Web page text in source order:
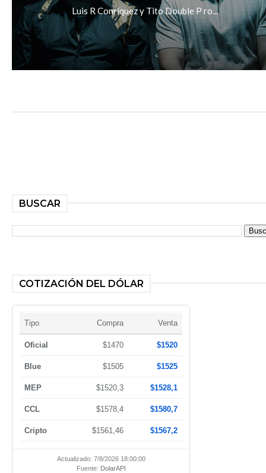
Luis R Conriquez y Tito Double P ro...
BUSCAR
COTIZACIÓN DEL DÓLAR
Tipo Compra Venta
Oficial $1470 $1520
Blue $1505 $1525
MEP $1520,3 $1528,1
CCL $1578,4 $1580,7
Cripto $1561,46 $1567,2
Actualizado: 7/8/2026 18:00:00
Fuente: DolarAPI